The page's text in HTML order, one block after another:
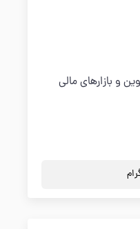
و بازارهای مالی